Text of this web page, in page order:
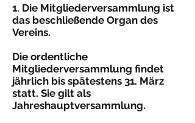
1. Die Mitgliederversammlung ist
das beschließende Organ des
Vereins.
Die ordentliche
Mitgliederversammlung findet
jährlich bis spätestens 31. März
statt. Sie gilt als
Jahreshauptversammlung.